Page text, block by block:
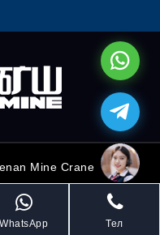
Mine Crane
WhatsApp Тел